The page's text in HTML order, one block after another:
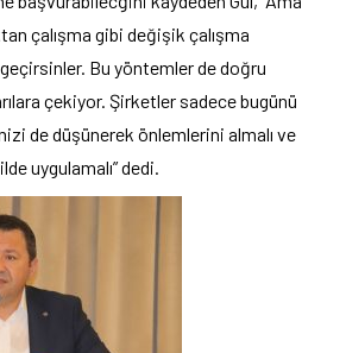
çalışma gibi değişik çalışma
Bu yöntemler de doğru
çekiyor. Şirketler sadece bugünü
de düşünerek önlemlerini almalı ve
uygulamalı” dedi.